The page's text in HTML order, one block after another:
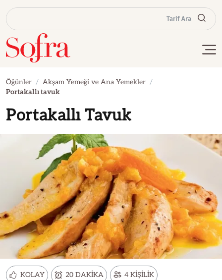
Tarif Ara
Öğünler
Akşam Yemeği ve Ana Yemekler
Portakallı tavuk
Portakallı Tavuk
KOLAY 20 DAKİKA 4 KİŞİLİK